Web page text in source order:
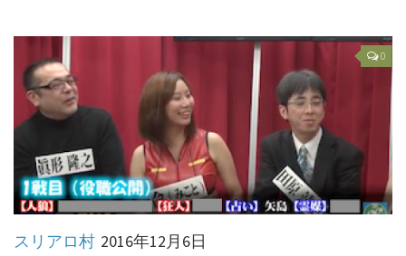
0
スリアロ村 2016年12月6日